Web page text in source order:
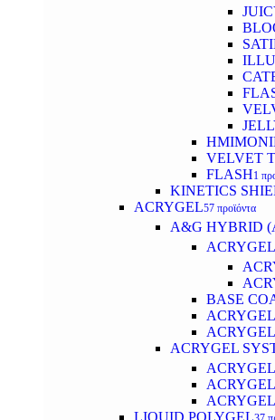
VELVET
FLASH1
KINETICS
ACRYGEL57 προϊόντα
A&G HYBRID
BASE
ACRYGEL
LIQUID POLYGEL